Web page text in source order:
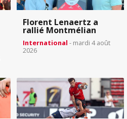
Florent Lenaertz a
rallié Montmélian
International - mardi 4 août
2026